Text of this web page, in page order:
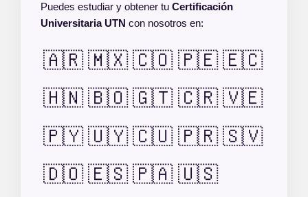
Puedes estudiar y obtener tuCertificación
Universitaria UTN con nosotros en:
🇦🇷 🇲🇽 🇨🇴 🇵🇪 🇪🇨
🇭🇳 🇧🇴 🇬🇹 🇨🇷 🇻🇪
🇵🇾 🇺🇾 🇨🇺 🇵🇷 🇸🇻
🇩🇴 🇪🇸 🇵🇦 🇺🇸